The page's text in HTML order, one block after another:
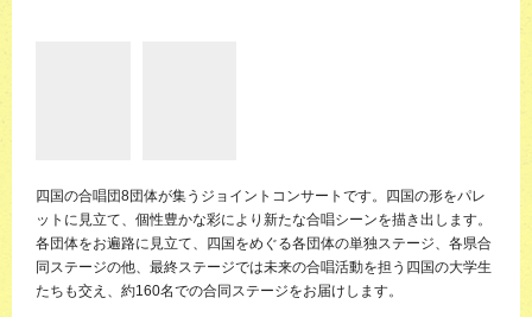
四国の合唱団8団体が集うジョイントコンサートです。四国の形をパレ
ットに見立て、個性豊かな彩により新たな合唱シーンを描き出します。
各団体をお遍路に見立て、四国をめぐる各団体の単独ステージ、各県合
同ステージの他、最終ステージでは未来の合唱活動を担う四国の大学生
たちも交え、約160名での合同ステージをお届けします。